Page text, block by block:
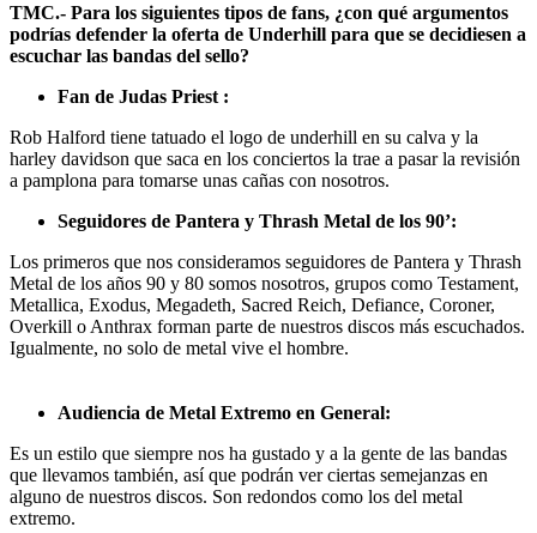
TMC.- Para los siguientes tipos de fans, ¿con qué argumentos
podrías defender la oferta de Underhill para que se decidiesen a
escuchar las bandas del sello?
Fan de Judas Priest :
Rob Halford tiene tatuado el logo de underhill en su calva y la
harley davidson que saca en los conciertos la trae a pasar la revisión
a pamplona para tomarse unas cañas con nosotros.
Seguidores de Pantera y Thrash Metal de los 90’:
Los primeros que nos consideramos seguidores de Pantera y Thrash
Metal de los años 90 y 80 somos nosotros, grupos como Testament,
Metallica, Exodus, Megadeth, Sacred Reich, Defiance, Coroner,
Overkill o Anthrax forman parte de nuestros discos más escuchados.
Igualmente, no solo de metal vive el hombre.
Audiencia de Metal Extremo en General:
Es un estilo que siempre nos ha gustado y a la gente de las bandas
que llevamos también, así que podrán ver ciertas semejanzas en
alguno de nuestros discos. Son redondos como los del metal
extremo.